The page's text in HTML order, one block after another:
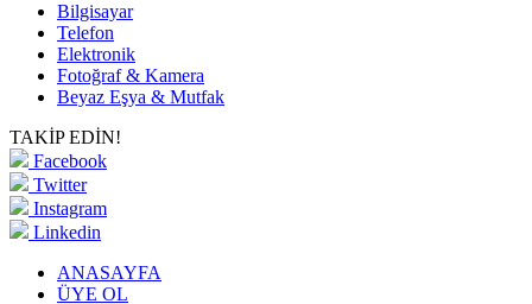
Bilgisayar
Telefon
Elektronik
Fotoğraf & Kamera
Beyaz Eşya & Mutfak
TAKİP EDİN!
Facebook
Twitter
Instagram
Linkedin
ANASAYFA
ÜYE OL